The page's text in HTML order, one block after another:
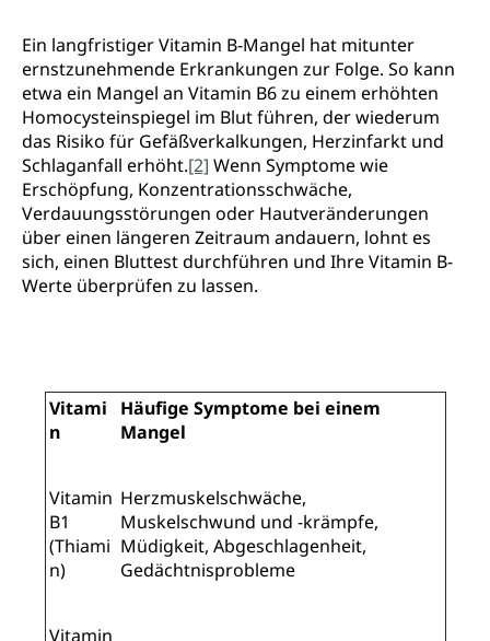
Ein langfristiger Vitamin B-Mangel hat mitunter
ernstzunehmende Erkrankungen zur Folge. So kann
etwa ein Mangel an Vitamin B6 zu einem erhöhten
Homocysteinspiegel im Blut führen, der wiederum
das Risiko für Gefäßverkalkungen, Herzinfarkt und
Schlaganfall erhöht.[2] Wenn Symptome wie
Erschöpfung, Konzentrationsschwäche,
Verdauungsstörungen oder Hautveränderungen
über einen längeren Zeitraum andauern, lohnt es
sich, einen Bluttest durchführen und Ihre Vitamin B-
Werte überprüfen zu lassen.
Vitami
n
Häufige Symptome bei einem
Mangel
Vitamin
B1
(Thiami
n)
Herzmuskelschwäche,
Muskelschwund und -krämpfe,
Müdigkeit, Abgeschlagenheit,
Gedächtnisprobleme
Vitamin